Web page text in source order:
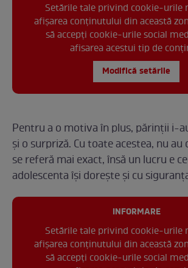
Setările tale privind cookie-urile
afișarea conținutului din această
să accepți cookie-urile social
afisarea acestui tip de
Modifică setările
Pentru a o motiva în plus, părinții i-
și o surpriză. Cu toate acestea, nu au
se referă mai exact, însă un lucru e
adolescenta își dorește și cu
INFORMARE
Setările tale privind cookie-urile
afișarea conținutului din această
să accepți cookie-urile social